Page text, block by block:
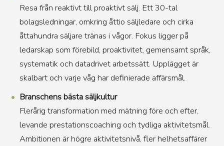
Resa från reaktivt till proaktivt sälj. Ett 30-tal
bolagsledningar, omkring åttio säljledare och cirka
åttahundra säljare tränas i vågor. Fokus ligger på
ledarskap som förebild, proaktivitet, gemensamt språk,
systematik och datadrivet arbetssätt. Upplägget är
skalbart och varje våg har definierade affärsmål.
Branschens bästa säljkultur
Flerårig transformation med mätning före och efter,
levande prestationscoaching och tydliga aktivitetsmål.
Ambitionen är högre aktivitetsnivå, fler helhetsaffärer